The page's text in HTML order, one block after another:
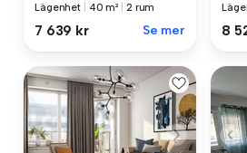
Lägenhet 40 m² 2 rum
7 639 kr Se mer 8